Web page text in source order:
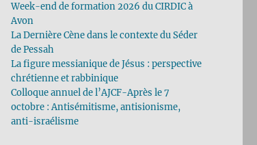
Week-end de formation 2026 du CIRDIC à
Avon
La Dernière Cène dans le contexte du Séder
de Pessah
La figure messianique de Jésus : perspective
chrétienne et rabbinique
Colloque annuel de l’AJCF-Après le 7
octobre : Antisémitisme, antisionisme,
anti-israélisme